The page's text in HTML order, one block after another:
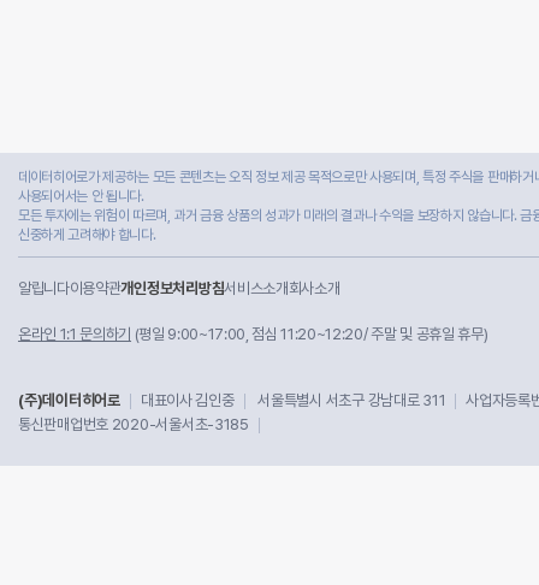
데이터히어로가 제공하는 모든 콘텐츠는 오직 정보 제공 목적으로만 사용되며, 특정 주식을 판매하
사용되어서는 안 됩니다.
모든 투자에는 위험이 따르며, 과거 금융 상품의 성과가 미래의 결과나 수익을 보장하지 않습니다.
신중하게 고려해야 합니다.
알립니다이용약관개인정보처리방침서비스소개 회사소개
온라인 1:1 문의하기 (평일 9:00~17:00, 점심 11:20~12:20/ 주말 및 공휴일 휴무)
(주)데이터히어로 대표이사 김인중 서울특별시 서초구 강남대로 311
사업자등
통신판매업번호 2020-서울서초-3185